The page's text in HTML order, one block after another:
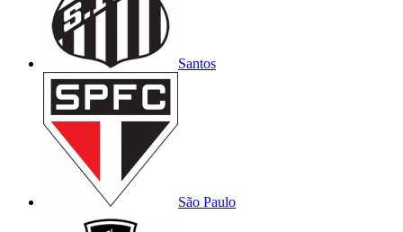
Santos
São Paulo